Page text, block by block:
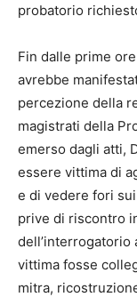
probatorio
Fin dalle prime
avrebbe
percezione della
magistrati della
emerso dagli atti,
essere vittima di
e di vedere fori
prive di riscontro
dell’interrogatorio
vittima fosse
mitra,